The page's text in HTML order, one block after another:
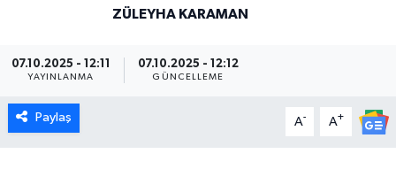
ZÜLEYHA KARAMAN
07.10.2025 - 12:11
YAYINLANMA
07.10.2025 - 12:12
GÜNCELLEME
Paylaş A- A+